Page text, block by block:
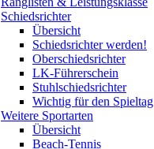
Schiedsrichter
Übersicht
Schiedsrichter werden!
Oberschiedsrichter
LK-Führerschein
Stuhlschiedsrichter
Wichtig für den Spieltag
Weitere Sportarten
Übersicht
Beach-Tennis